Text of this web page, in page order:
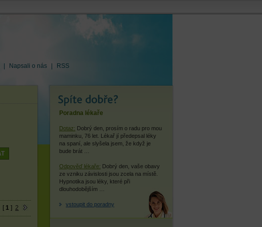
Napsali o nás
RSS
[ 1 ] 2
Poradna lékaře
Dotaz: Dobrý den, prosím o radu pro mou
maminku, 76 let. Lékař jí předepsal léky
na spaní, ale slyšela jsem, že když je
bude brát …
Odpověď lékaře: Dobrý den, vaše obavy
ze vzniku závislosti jsou zcela na místě.
Hypnotika jsou léky, které při
dlouhodobějším …
vstoupit do poradny